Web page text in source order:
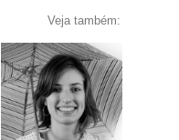
Veja também: